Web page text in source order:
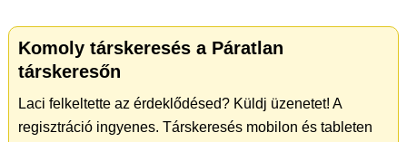
Komoly társkeresés a Páratlan
társkeresőn
Laci felkeltette az érdeklődésed? Küldj üzenetet! A
regisztráció ingyenes. Társkeresés mobilon és tableten